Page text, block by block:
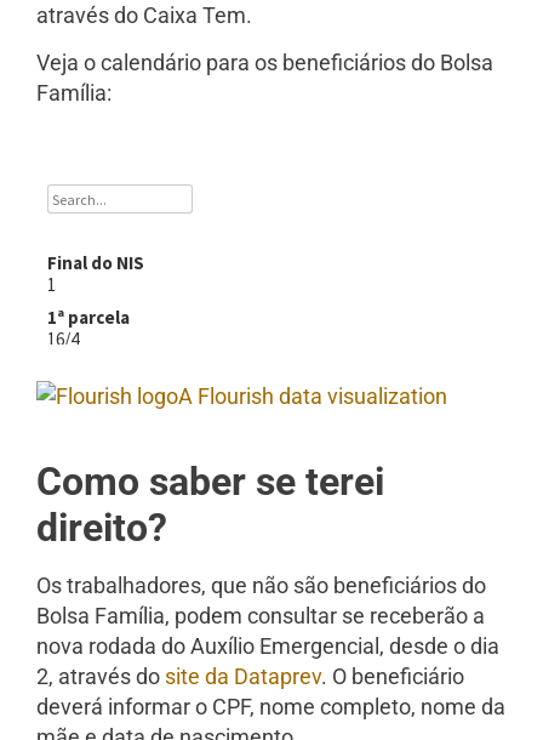
através do Caixa Tem.
Veja o calendário para os beneficiários do Bolsa
Família:
A Flourish data visualization
Como saber se terei
direito?
Os trabalhadores, que não são beneficiários do
Bolsa Família, podem consultar se receberão a
nova rodada do Auxílio Emergencial, desde o dia
2, através do site da Dataprev. O beneficiário
deverá informar o CPF, nome completo, nome da